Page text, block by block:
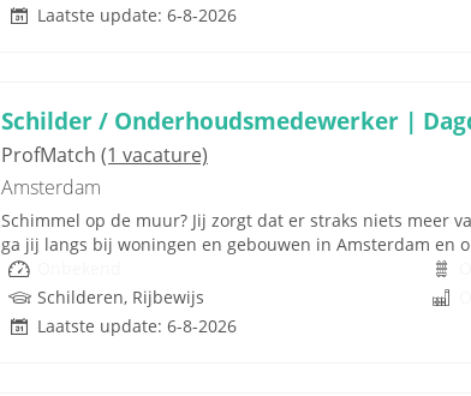
Laatste update: 6-8-2026
Schilder / Onderhoudsmedewerker |
ProfMatch (1 vacature)
Amsterdam
Schimmel op de muur? Jij zorgt dat er straks niets meer
ga jij langs bij woningen en gebouwen in Amsterdam en
Schilderen, Rijbewijs
Laatste update: 6-8-2026